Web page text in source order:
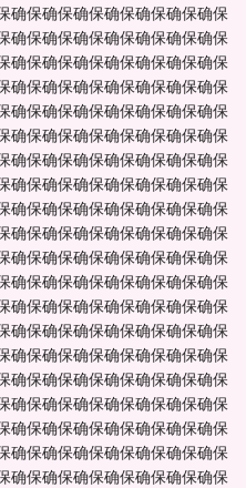
确保确保确保确保确保确保确保
确保确保确保确保确保确保确保
确保确保确保确保确保确保确保
确保确保确保确保确保确保确保
确保确保确保确保确保确保确保
确保确保确保确保确保确保确保
确保确保确保确保确保确保确保
确保确保确保确保确保确保确保
确保确保确保确保确保确保确保
确保确保确保确保确保确保确保
确保确保确保确保确保确保确保
确保确保确保确保确保确保确保
确保确保确保确保确保确保确保
确保确保确保确保确保确保确保
确保确保确保确保确保确保确保
确保确保确保确保确保确保确保
确保确保确保确保确保确保确保
确保确保确保确保确保确保确保
确保确保确保确保确保确保确保
确保确保确保确保确保确保确保